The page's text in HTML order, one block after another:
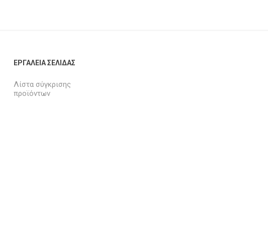
ΕΡΓΑΛΕΊΑ ΣΕΛΊΔΑΣ
Λίστα σύγκρισης
προϊόντων